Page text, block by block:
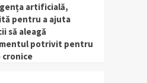
artificială,
pentru a ajuta
să aleagă
potrivit pentru
cronice